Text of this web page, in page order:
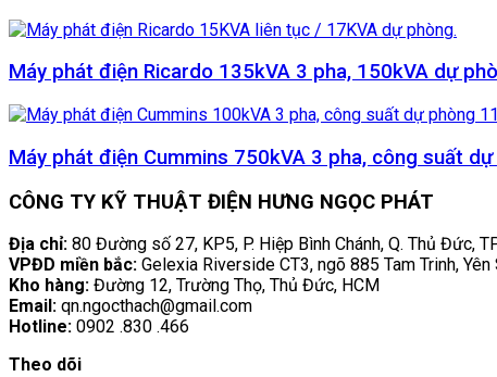
Máy phát điện Ricardo 135kVA 3 pha, 150kVA dự
Máy phát điện Cummins 750kVA 3 pha, công suất
CÔNG TY KỸ THUẬT ĐIỆN HƯNG NGỌC PHÁT
Địa chỉ: 80 Đường số 27, KP5, P. Hiệp Bình Chánh, Q. Thủ Đức,
VPĐD miền bắc: Gelexia Riverside CT3, ngõ 885 Tam Trinh,
Kho hàng: Đường 12, Trường Thọ, Thủ Đức, HCM
Email: qn.ngocthach@gmail.com
Hotline: 0902 .830 .466
Theo dõi